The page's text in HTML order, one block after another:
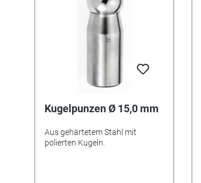
Kugelpunzen Ø 15,0 mm
Aus gehärtetem Stahl mit
polierten Kugeln.